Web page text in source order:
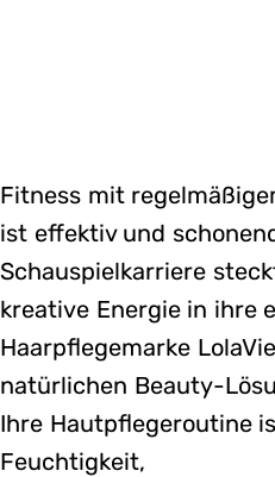
Fitness mit
ist effektiv und
Schauspielkarriere
kreative Energie in ihre
Haarpflegemarke
natürlichen Beauty-
Ihre Hautpflegeroutine
Feuchtigkeit,